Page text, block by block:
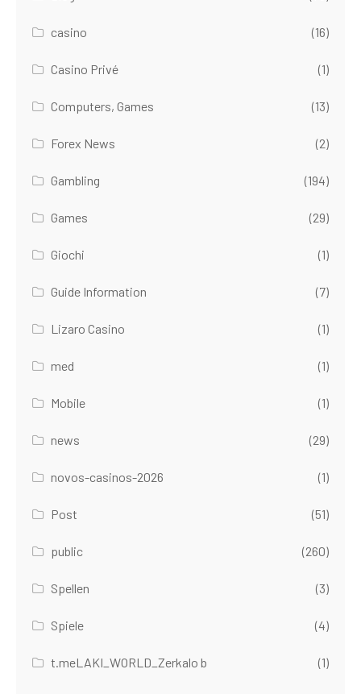
casino (16)
Casino Privé (1)
Computers, Games (13)
Forex News (2)
Gambling (194)
Games (29)
Giochi (1)
Guide Information (7)
Lizaro Casino (1)
med (1)
Mobile (1)
news (29)
novos-casinos-2026 (1)
Post (51)
public (260)
Spellen (3)
Spiele (4)
t.meLAKI_WORLD_Zerkalo b (1)